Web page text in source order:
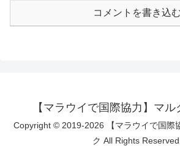
コメントを書き込む
【マラウイで国際協力】マル
Copyright © 2019-2026 【マラウイで国際
ク All Rights Reserved.